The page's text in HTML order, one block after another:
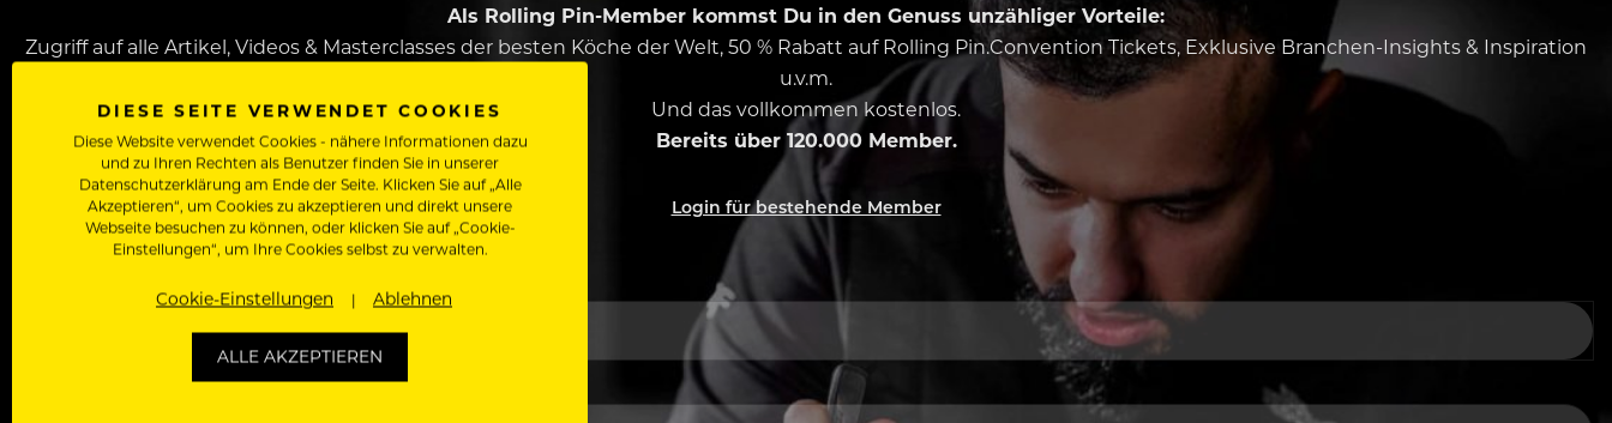
Als Rolling Pin-Member kommst Du in den Genuss unzähliger Vorteile:
Zugriff auf alle Artikel, Videos & Masterclasses der besten Köche der Welt, 50 % Rabatt auf Rolling Pin.Convention Tickets, Exklusive Branchen-Insights & Inspiration
u.v.m.
Und das vollkommen kostenlos.
Bereits über 120.000 Member.
Login für bestehende Member
DIESE SEITE VERWENDET COOKIES
Diese Website verwendet Cookies - nähere Informationen dazu
und zu Ihren Rechten als Benutzer finden Sie in unserer
Datenschutzerklärung am Ende der Seite. Klicken Sie auf „Alle
Akzeptieren“, um Cookies zu akzeptieren und direkt unsere
Webseite besuchen zu können, oder klicken Sie auf „Cookie-
Einstellungen“, um Ihre Cookies selbst zu verwalten.
Cookie-Einstellungen Ablehnen
ALLE AKZEPTIEREN